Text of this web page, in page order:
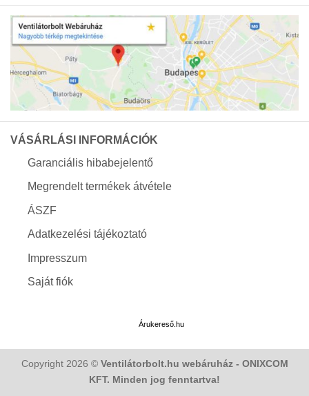
VÁSÁRLÁSI INFORMÁCIÓK
Garanciális hibabejelentő
Megrendelt termékek átvétele
ÁSZF
Adatkezelési tájékoztató
Impresszum
Saját fiók
Árukereső.hu
Copyright 2026 © Ventilátorbolt.hu webáruház - ONIXCOM
KFT. Minden jog fenntartva!